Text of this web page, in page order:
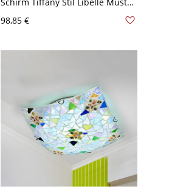
110V-120V 30,48 cm
98,85 €